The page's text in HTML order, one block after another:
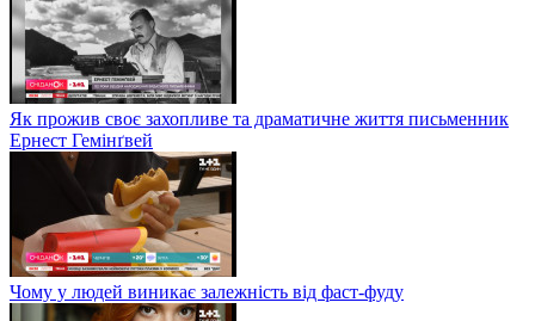
Як прожив своє захопливе та драматичне життя письменник
Ернест Гемінґвей
Чому у людей виникає залежність від фаст-фуду